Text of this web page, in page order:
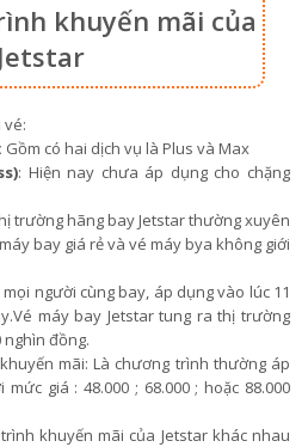
khuyến mãi của
Jetstar
vé:
Gồm có hai dịch vụ là Plus và Max
: Hiện nay chưa áp dụng cho chặng
trường hãng bay Jetstar thường xuyên
bay giá rẻ và vé máy bya không giới
người cùng bay, áp dụng vào lúc 11
máy bay Jetstar tung ra thị trường
nghìn đồng.
mãi: Là chương trình thường áp
giá : 48.000 ; 68.000 ; hoặc 88.000
khuyến mãi của Jetstar khác nhau